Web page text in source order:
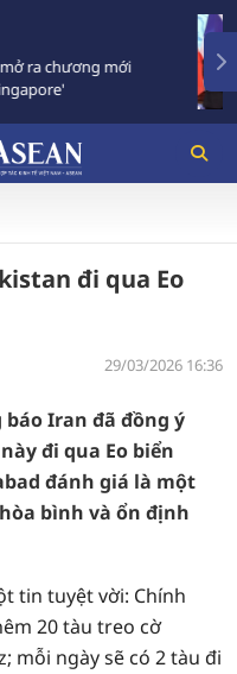
- Thái Lan nhất trí triển khai
'Ba kết nối'
đi qua Eo
29/03/2026 16:36
Iran đã đồng ý
đi qua Eo biển
đánh giá là một
bình và ổn định
tin tuyệt vời: Chính
20 tàu treo cờ
mỗi ngày sẽ có 2 tàu đi